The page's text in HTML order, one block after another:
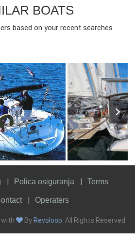
BOATS
based on your recent searches
FROM 1640€ 7
PERSON
2024 3
Polica osiguranja Terms
Operaters
with By Revoloop . All Rights Reserved